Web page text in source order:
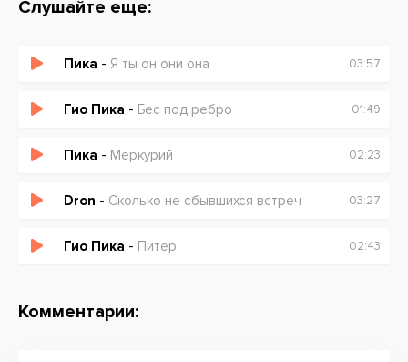
Слушайте еще:
Пика - Я ты он они она 03:57
Гио Пика - Бес под ребро 01:49
Пика - Меркурий 02:23
Dron - Сколько не сбывшихся встреч 03:27
Гио Пика - Питер 02:43
Комментарии: